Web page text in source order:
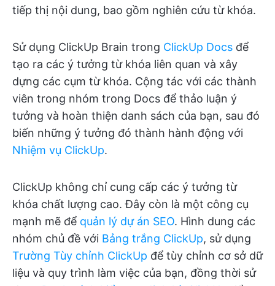
tiếp thị nội dung, bao gồm nghiên cứu từ khóa.
Sử dụng ClickUp Brain trong ClickUp Docs để
tạo ra các ý tưởng từ khóa liên quan và xây
dựng các cụm từ khóa. Cộng tác với các thành
viên trong nhóm trong Docs để thảo luận ý
tưởng và hoàn thiện danh sách của bạn, sau đó
biến những ý tưởng đó thành hành động với
Nhiệm vụ ClickUp.
ClickUp không chỉ cung cấp các ý tưởng từ
khóa chất lượng cao. Đây còn là một công cụ
mạnh mẽ để quản lý dự án SEO. Hình dung các
nhóm chủ đề với Bảng trắng ClickUp, sử dụng
Trường Tùy chỉnh ClickUp để tùy chỉnh cơ sở dữ
liệu và quy trình làm việc của bạn, đồng thời sử